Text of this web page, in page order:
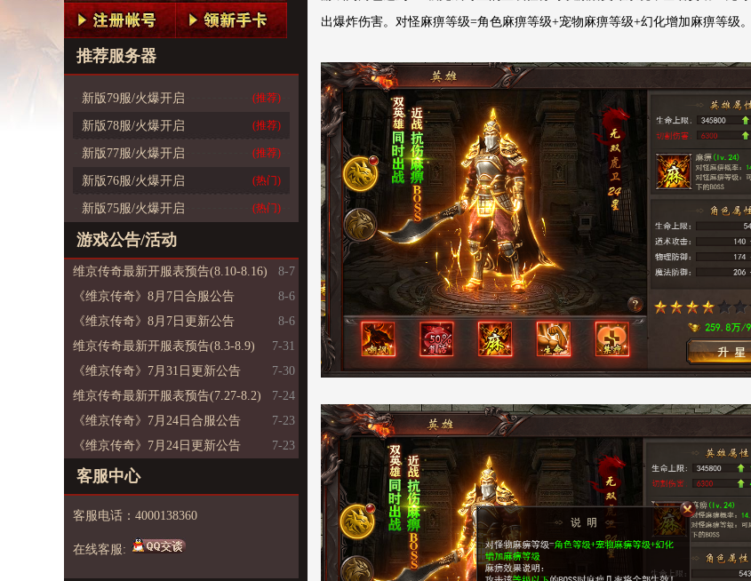
推荐服务器
新版79服/火爆开启 (推荐)
新版78服/火爆开启 (推荐)
新版77服/火爆开启 (推荐)
新版76服/火爆开启 (热门)
新版75服/火爆开启 (热门)
游戏公告/活动
维京传奇最新开服表预告(8.10-8.16)
8-7
《维京传奇》8月7日合服公告
8-6
《维京传奇》8月7日更新公告
8-6
维京传奇最新开服表预告(8.3-8.9)
7-31
《维京传奇》7月31日更新公告
7-30
维京传奇最新开服表预告(7.27-8.2)
7-24
《维京传奇》7月24日合服公告
7-23
《维京传奇》7月24日更新公告
7-23
客服中心
客服电话：4000138360
在线客服:
出爆炸伤害。对怪麻痹等级=角色麻痹等级+宠物麻痹等级+幻化增加麻痹等级。